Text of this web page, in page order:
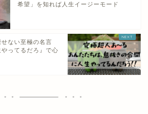
希望」を知れば人生イージーモード
ない至極の名言
やってるだろ』で心